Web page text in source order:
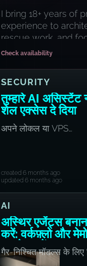
I bring 18+ years of
experience to
rescue work, and
sprints.
Check availability
SECURITY
तुम्हारे AI असिस्टेंट
शेल एक्सेस दे दिया
अपने लोकल या VPS
created 6 months ago
updated 6 months ago
AI
अस्थिर एजेंट्स
करें: वर्कफ़्लो और
उपयोग करें
गैर-निश्चित मॉडल्स के लिए
पैटर्न।